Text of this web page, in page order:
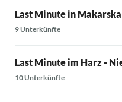
Last Minute in
9 Unterkünfte
Last Minute im Harz -
10 Unterkünfte